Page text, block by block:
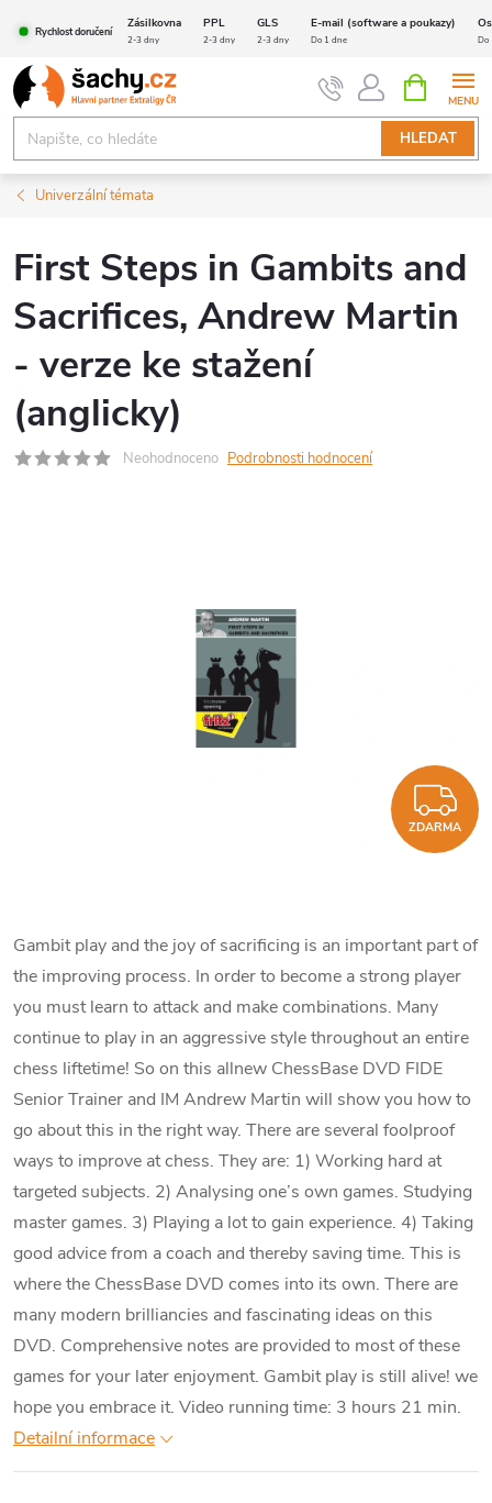
obsah
Rychlost doručení
Zásilkovna PPL GLS E-mail (software a poukazy)
2-3 dny 2-3 dny 2-3 dny Do 1 dne Do
HLEDAT
NÁKUPNÍ
KOŠÍK
Univerzální témata
First Steps in Gambits and
Sacrifices, Andrew Martin
- verze ke stažení
(anglicky)
Neohodnoceno Podrobnosti hodnocení
ZDARMA
Gambit play and the joy of sacrificing is an important part of
the improving process. In order to become a strong player
you must learn to attack and make combinations. Many
continue to play in an aggressive style throughout an entire
chess liftetime! So on this allnew ChessBase DVD FIDE
Senior Trainer and IM Andrew Martin will show you how to
go about this in the right way. There are several foolproof
ways to improve at chess. They are: 1) Working hard at
targeted subjects. 2) Analysing one’s own games. Studying
master games. 3) Playing a lot to gain experience. 4) Taking
good advice from a coach and thereby saving time. This is
where the ChessBase DVD comes into its own. There are
many modern brilliancies and fascinating ideas on this
DVD. Comprehensive notes are provided to most of these
games for your later enjoyment. Gambit play is still alive! we
hope you embrace it. Video running time: 3 hours 21 min.
Detailní informace